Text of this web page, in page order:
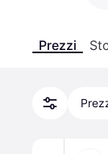
Prezzi